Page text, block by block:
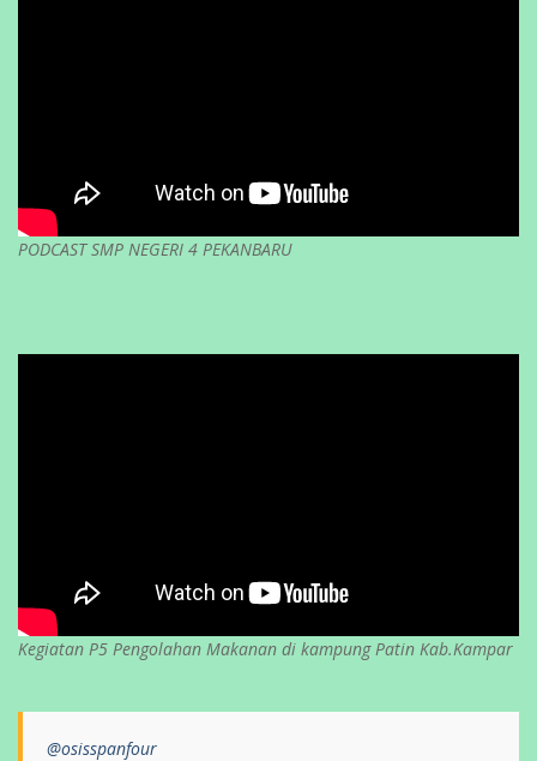
PODCAST SMP NEGERI 4 PEKANBARU
Kegiatan P5 Pengolahan Makanan di kampung Patin Kab.Kampar
@osisspanfour